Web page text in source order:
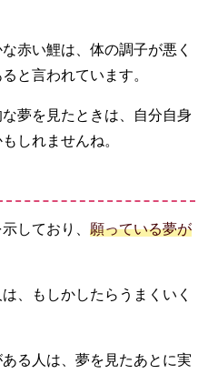
赤い鯉は、体の調子が悪く
と言われています。
夢を見たときは、自分自身
しれませんね。
しており、 願っている夢が
、もしかしたらうまくいく
る人は、夢を見たあとに実